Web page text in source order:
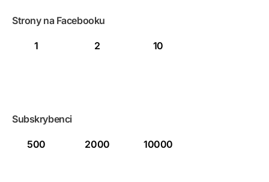
Strony na Facebooku
1 2 10
Subskrybenci
500 2000 10000